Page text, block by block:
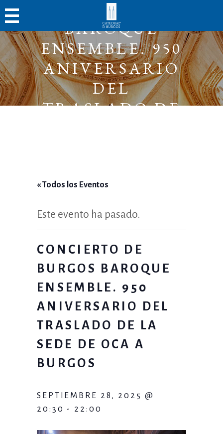
BURGOS
BAROQUE
ENSEMBLE. 950
ANIVERSARIO
DEL
TRASLADO DE
« Todos los Eventos
Este evento ha pasado.
CONCIERTO DE
BURGOS BAROQUE
ENSEMBLE. 950
ANIVERSARIO DEL
TRASLADO DE LA
SEDE DE OCA A
BURGOS
SEPTIEMBRE 28, 2025 @
20:30 - 22:00